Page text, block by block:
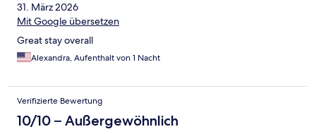
31. März 2026
Mit Google übersetzen
Great stay overall
Alexandra, Aufenthalt von 1 Nacht
Verifizierte Bewertung
10/10 – Außergewöhnlich